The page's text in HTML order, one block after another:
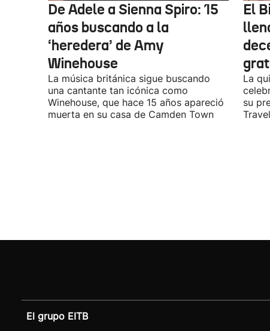
De Adele a Sienna Spiro: 15
años buscando a la
‘heredera’ de Amy
Winehouse
La música británica sigue buscando
una cantante tan icónica como
Winehouse, que hace 15 años apareció
muerta en su casa de Camden Town
El
La
su
El grupo EITB